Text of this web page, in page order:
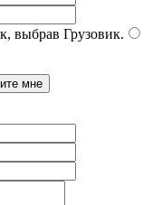
выбрав Грузовик.